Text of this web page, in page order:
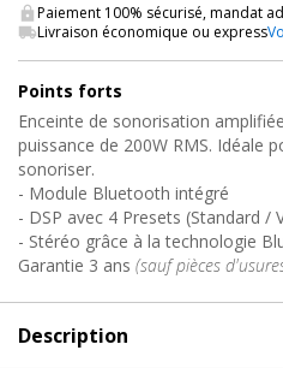
Paiement 100% sécurisé, mandat
Livraison économique ou express
Points forts
Enceinte de sonorisation
puissance de 200W RMS. Idéale
sonoriser.
- Module Bluetooth intégré
- DSP avec 4 Presets (Standard /
- Stéréo grâce à la technologie
Garantie 3 ans (sauf pièces
Description